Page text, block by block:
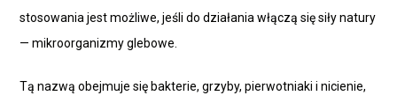
stosowania jest możliwe, jeśli do działania włączą się siły natury
— mikroorganizmy glebowe.
Tą nazwą obejmuje się bakterie, grzyby, pierwotniaki i nicienie,